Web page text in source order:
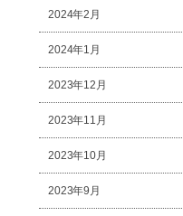
2024年2月
2024年1月
2023年12月
2023年11月
2023年10月
2023年9月